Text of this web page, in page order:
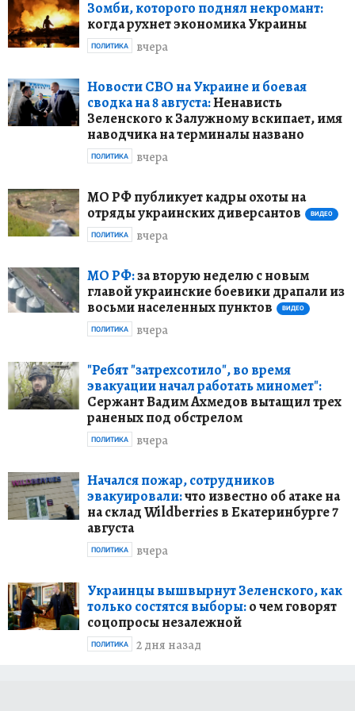
Зомби, которого поднял некромант:
когда рухнет экономика Украины
вчера
ПОЛИТИКА
Новости СВО на Украине и боевая
сводка на 8 августа:Ненависть
Зеленского к Залужному вскипает, имя
наводчика на терминалы названо
вчера
ПОЛИТИКА
МО РФ публикует кадры охоты на
отряды украинских диверсантов
ВИДЕО
вчера
ПОЛИТИКА
МО РФ:за вторую неделю с новым
главой украинские боевики драпали из
восьми населенных пунктов
ВИДЕО
вчера
ПОЛИТИКА
"Ребят "затрехсотило", во время
эвакуации начал работать миномет":
Сержант Вадим Ахмедов вытащил трех
раненых под обстрелом
вчера
ПОЛИТИКА
Начался пожар, сотрудников
эвакуировали:что известно об атаке на
на склад Wildberries в Екатеринбурге 7
августа
вчера
ПОЛИТИКА
Украинцы вышвырнут Зеленского, как
только состятся выборы:о чем говорят
соцопросы незалежной
2 дня назад
ПОЛИТИКА